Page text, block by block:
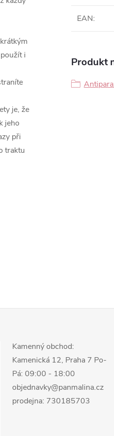
i
je, že
jeho
při
traktu
EAN:
Produkt
Kamenný obchod:
Kamenická 12, Praha 7 Po-
Pá: 09:00 - 18:00
objednavky@panmalina.cz
prodejna: 730185703